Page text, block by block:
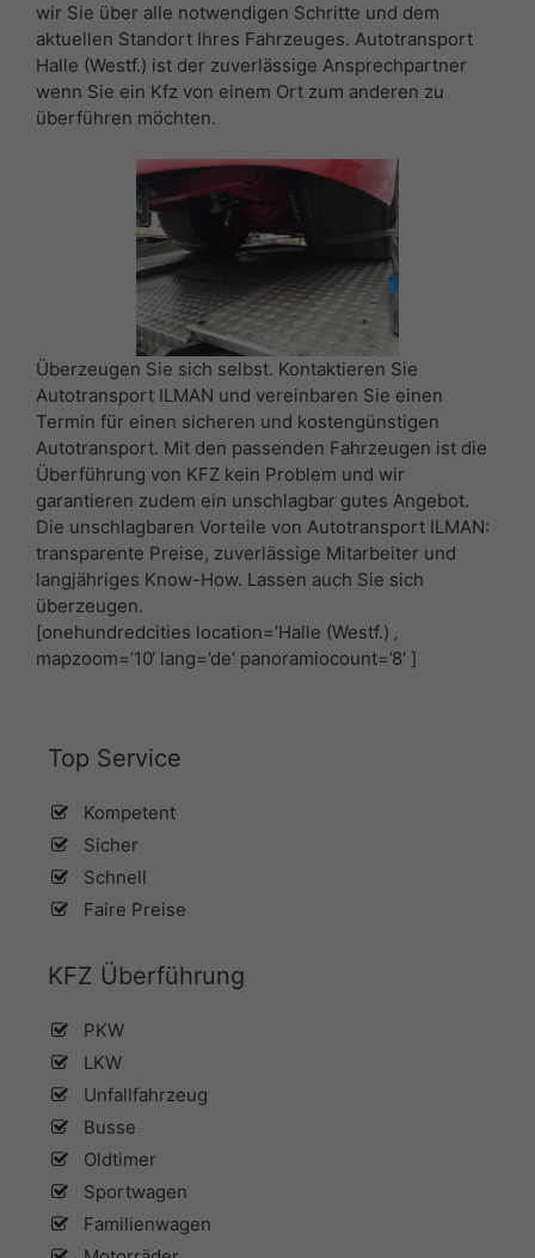
wir Sie über alle notwendigen Schritte und dem
aktuellen Standort Ihres Fahrzeuges. Autotransport
Halle (Westf.) ist der zuverlässige Ansprechpartner
wenn Sie ein Kfz von einem Ort zum anderen zu
überführen möchten.
Überzeugen Sie sich selbst. Kontaktieren Sie
Autotransport ILMAN und vereinbaren Sie einen
Termin für einen sicheren und kostengünstigen
Autotransport. Mit den passenden Fahrzeugen ist die
Überführung von KFZ kein Problem und wir
garantieren zudem ein unschlagbar gutes Angebot.
Die unschlagbaren Vorteile von Autotransport ILMAN:
transparente Preise, zuverlässige Mitarbeiter und
langjähriges Know-How. Lassen auch Sie sich
überzeugen.
[onehundredcities location=’Halle (Westf.) ‚
mapzoom=’10‘ lang=’de‘ panoramiocount=’8′ ]
Top Service
Kompetent
Sicher
Schnell
Faire Preise
KFZ Überführung
PKW
LKW
Unfallfahrzeug
Busse
Oldtimer
Sportwagen
Familienwagen